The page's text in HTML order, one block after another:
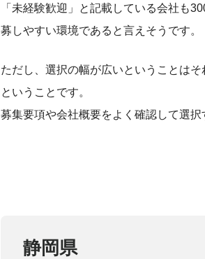
「未経験歓迎」と記載している会社も
募しやすい環境であると言えそうです。
ただし、選択の幅が広いということは
ということです。
募集要項や会社概要をよく確認して選択
静岡県